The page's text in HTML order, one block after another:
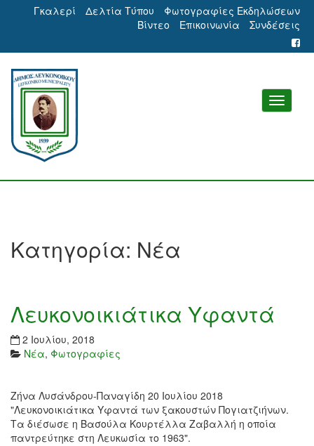
Γκαλερί Δελτία Τύπου
Φωτογραφίες Εκδηλώσεων
Βίντεο
Επικοινωνία Συνδέσεις
Κατηγορία: Νέα
Λευκονοικιάτικα Υφαντά
2 Ιουλίου, 2018
Νέα, Φωτογραφίες
Ζήνα Λυσάνδρου-Παναγίδη 20 Ιουλίου 2018
"Λευκονοικιάτικα Υφαντά των ξακουστών Πογιατζιήνων.
Τα διέσωσε η Βασούλα Κουρτέλλα Ζαβαλλή η οποία
παντρεύτηκε στη Λευκωσία το 1963".